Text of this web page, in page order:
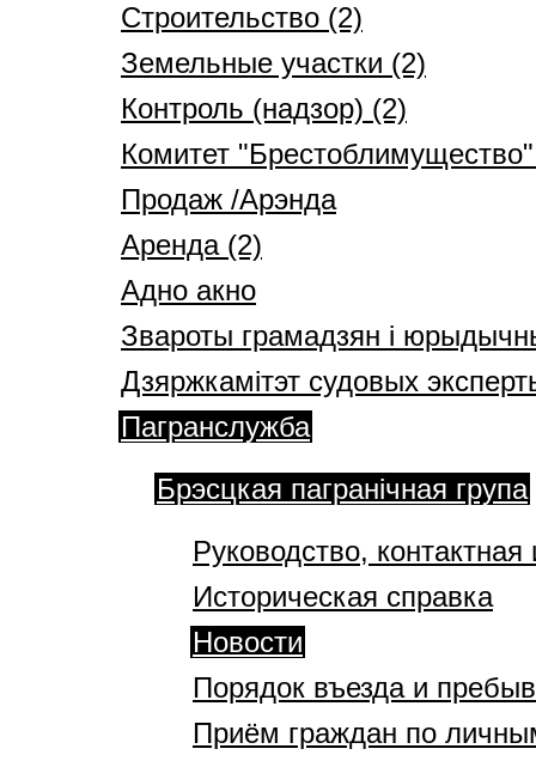
Строительство (2)
Земельные участки (2)
Контроль (надзор) (2)
Комитет
Продаж /Арэнда
Аренда (2)
Адно акно
Звароты грамадзян і
Дзяржкамітэт судовых
Пагранслужба
Брэсцкая пагранічная група
Руководство,
Историческая справка
Новости
Порядок въезда и
Приём граждан по